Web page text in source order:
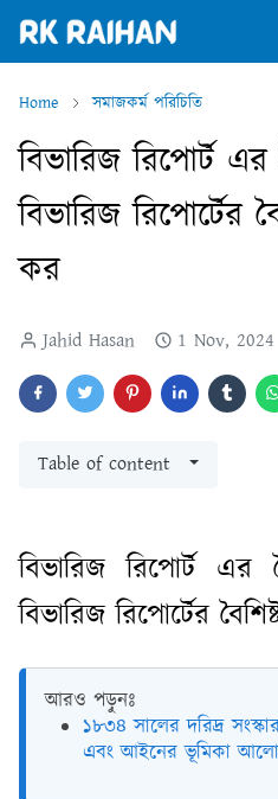
Home সমাজকর্ম পরিচিতি
বিভারিজ রিপোর্ট এর
বিভারিজ রিপোর্টের
কর
Jahid Hasan 1 Nov, 2024
Table of content
বিভারিজ রিপোর্ট
বিভারিজ রিপোর্টের
আরও পড়ুনঃ
১৮৩৪ সালের দরিদ্র
এবং আইনের ভূমিকা